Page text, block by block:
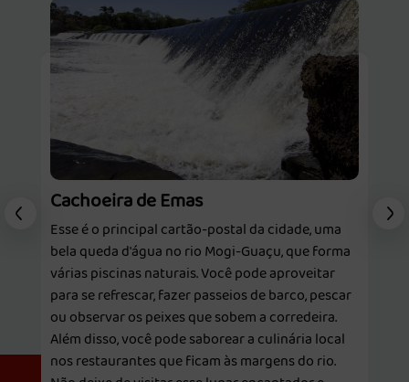
Cachoeira de Emas
Esse é o principal cartão-postal da cidade, uma
bela queda d'água no rio Mogi-Guaçu, que forma
várias piscinas naturais. Você pode aproveitar
para se refrescar, fazer passeios de barco, pescar
ou observar os peixes que sobem a corredeira.
Além disso, você pode saborear a culinária local
nos restaurantes que ficam às margens do rio.